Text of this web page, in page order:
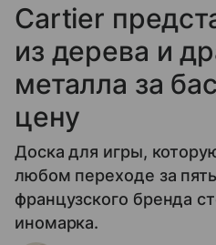
Cartier
из дерева и
металла за
цену
Доска для игры,
любом переходе за
французского бренда
иномарка.